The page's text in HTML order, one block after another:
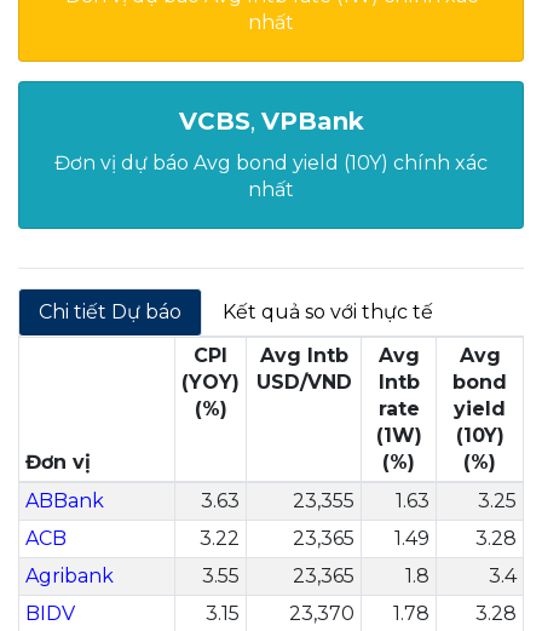
nhất
VCBS, VPBank
Đơn vị dự báo Avg bond yield (10Y) chính xác
nhất
Chi tiết Dự báo Kết quả so với thực tế
Đơn vị
CPI
(YOY)
(%)
Avg Intb
USD/VND
Avg
Intb
rate
(1W)
(%)
Avg
bond
yield
(10Y)
(%)
ABBank
3.63 23,355 1.63
3.25
ACB
3.22 23,365 1.49
3.28
Agribank
3.55 23,365 1.8
3.4
BIDV
3.15 23,370 1.78
3.28